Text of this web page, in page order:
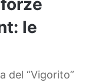
le
del “Vigorito”